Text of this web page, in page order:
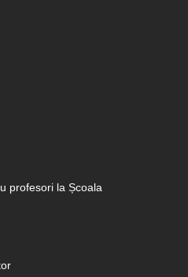
profesori la Școala